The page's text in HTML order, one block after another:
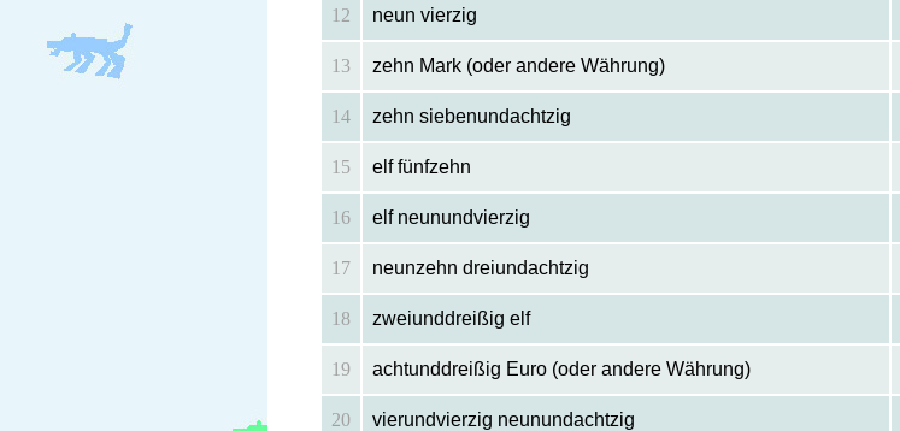
12 neun vierzig
13 zehn Mark (oder andere Währung)
14 zehn siebenundachtzig
15 elf fünfzehn
16 elf neunundvierzig
17 neunzehn dreiundachtzig
18 zweiunddreißig elf
19 achtunddreißig Euro (oder andere Währung)
20 vierundvierzig neunundachtzig